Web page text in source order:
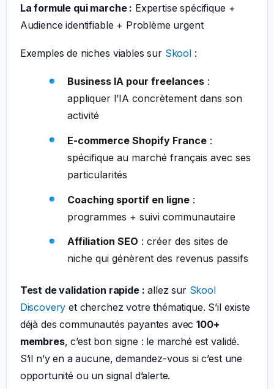
La formule qui marche : Expertise spécifique +
Audience identifiable + Problème urgent
Exemples de niches viables sur Skool:
Business IA pour freelances:
appliquer l’IA concrètement dans son
activité
E-commerce Shopify France:
spécifique au marché français avec ses
particularités
Coaching sportif en ligne:
programmes + suivi communautaire
Affiliation SEO : créer des sites de
niche qui génèrent des revenus passifs
Test de validation rapide : allez sur Skool
Discovery et cherchez votre thématique. S’il existe
déjà des communautés payantes avec100+
membres, c’est bon signe : le marché est validé.
S’il n’y en a aucune, demandez-vous si c’est une
opportunité ou un signal d’alerte.